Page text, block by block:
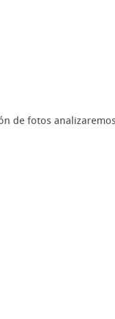
de fotos